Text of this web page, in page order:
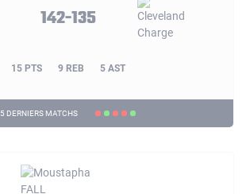
142-135
15 PTS 9 REB 5 AST
5 DERNIERS MATCHS